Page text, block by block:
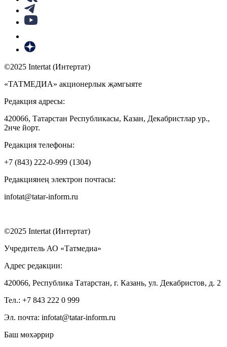
©2025 Intertat (Интертат)
«ТАТМЕДИА» акционерлык җәмгыяте
Редакция адресы:
420066, Татарстан Республикасы, Казан, Декабристлар ур.,
2нче йорт.
Редакция телефоны:
+7 (843) 222-0-999 (1304)
Редакциянең электрон почтасы:
infotat@tatar-inform.ru
©2025 Intertat (Интертат)
Учредитель АО «Татмедиа»
Адрес редакции:
420066, Республика Татарстан, г. Казань, ул. Декабристов, д. 2
Тел.: +7 843 222 0 999
Эл. почта: infotat@tatar-inform.ru
Баш мөхәррир